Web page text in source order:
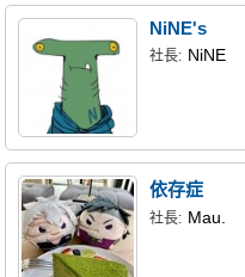
NiNE's
社長: NiNE
依存症
社長: Mau.